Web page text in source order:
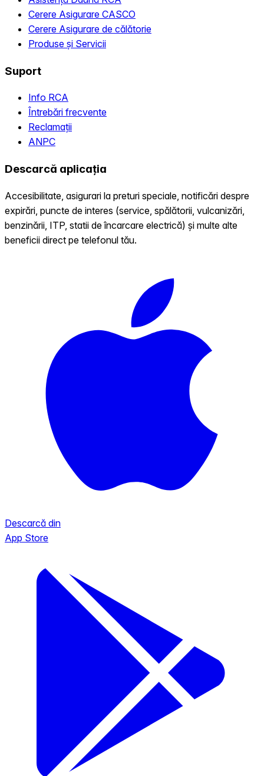
Cerere Asigurare CASCO
Cerere Asigurare de călătorie
Produse și Servicii
Suport
Info RCA
Întrebări frecvente
Reclamații
ANPC
Descarcă aplicația
Accesibilitate, asigurari la preturi speciale, notificări despre
expirări, puncte de interes (service, spălătorii, vulcanizări,
benzinării, ITP, statii de încarcare electrică) și multe alte
beneficii direct pe telefonul tău.
Descarcă din
App Store